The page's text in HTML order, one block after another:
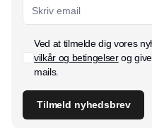
Ved at tilmelde dig vores
vilkår og betingelserog
mails.
Tilmeld nyhedsbrev